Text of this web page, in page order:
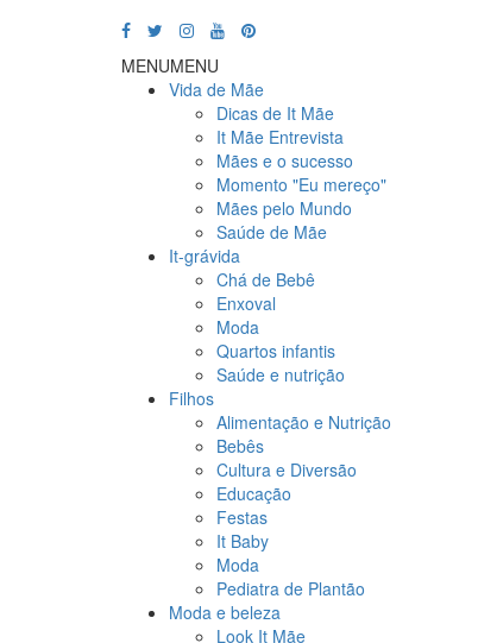
MENUMENU
Vida de Mãe
Dicas de It Mãe
It Mãe Entrevista
Mães e o sucesso
Momento "Eu mereço"
Mães pelo Mundo
Saúde de Mãe
It-grávida
Chá de Bebê
Enxoval
Moda
Quartos infantis
Saúde e nutrição
Filhos
Alimentação e Nutrição
Bebês
Cultura e Diversão
Educação
Festas
It Baby
Moda
Pediatra de Plantão
Moda e beleza
Look It Mãe